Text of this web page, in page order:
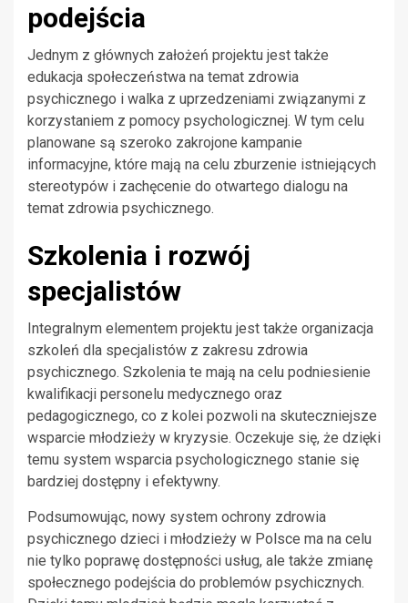
podejścia
Jednym z głównych założeń projektu jest także
edukacja społeczeństwa na temat zdrowia
psychicznego i walka z uprzedzeniami związanymi z
korzystaniem z pomocy psychologicznej. W tym celu
planowane są szeroko zakrojone kampanie
informacyjne, które mają na celu zburzenie istniejących
stereotypów i zachęcenie do otwartego dialogu na
temat zdrowia psychicznego.
Szkolenia i rozwój
specjalistów
Integralnym elementem projektu jest także organizacja
szkoleń dla specjalistów z zakresu zdrowia
psychicznego. Szkolenia te mają na celu podniesienie
kwalifikacji personelu medycznego oraz
pedagogicznego, co z kolei pozwoli na skuteczniejsze
wsparcie młodzieży w kryzysie. Oczekuje się, że dzięki
temu system wsparcia psychologicznego stanie się
bardziej dostępny i efektywny.
Podsumowując, nowy system ochrony zdrowia
psychicznego dzieci i młodzieży w Polsce ma na celu
nie tylko poprawę dostępności usług, ale także zmianę
społecznego podejścia do problemów psychicznych.